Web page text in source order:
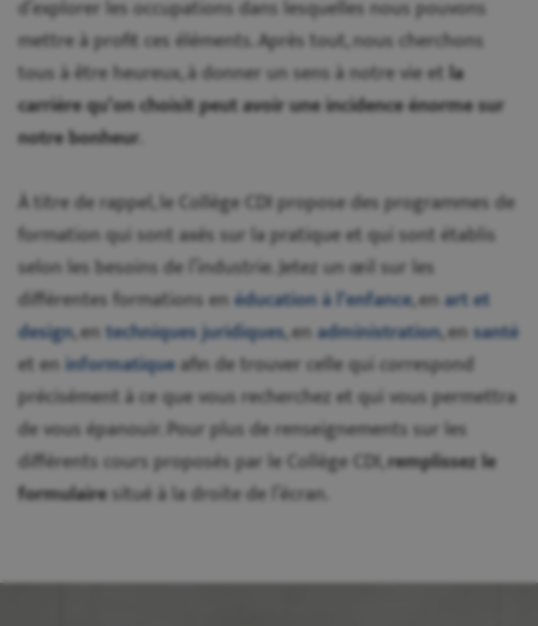
d’explorer les occupations dans lesquelles nous pouvons
mettre à profit ces éléments. Après tout, nous cherchons
tous à être heureux, à donner un sens à notre vie et la
carrière qu’on choisit peut avoir une incidence énorme sur
notre bonheur
À titre de rappel, le Collège CDI propose des programmes de
formation qui sont axés sur la pratique et qui sont établis
selon les besoins de l’industrie. Jetez un œil sur les
différentes formations enéducation à l’enfance, enart et
design, entechniques juridiques, enadministration, ensanté
et eninformatiqueafin de trouver celle qui correspond
précisément à ce que vous recherchez et qui vous permettra
de vous épanouir. Pour plus de renseignements sur les
différents cours proposés par le Collège CDI, remplissez le
formulairesitué à la droite de l’écran.